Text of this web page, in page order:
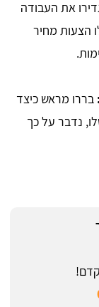
את העבודה
הצעות מחיר
בררו מראש כיצד
נדבר על כך